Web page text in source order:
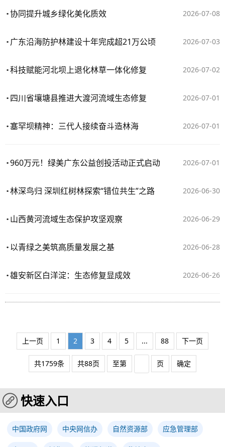
2026-07-08
协同提升城乡绿化美化质效
2026-07-03
广东沿海防护林建设十年完成超21万公顷
2026-07-02
科技赋能河北坝上退化林草一体化修复
2026-07-01
四川省壤塘县推进大渡河流域生态修复
2026-07-01
塞罕坝精神：三代人接续奋斗造林海
2026-07-01
960万元！绿美广东公益创投活动正式启动
2026-06-30
林深鸟归 深圳红树林探索“错位共生”之路
2026-06-29
山西黄河流域生态保护攻坚观察
2026-06-28
以青绿之美筑高质量发展之基
2026-06-26
雄安新区白洋淀：生态修复显成效
上一页 1 2 3 4 5 ... 88 下一页
共1759条 共88页 至第 页 确定
快速入口
中国政府网 中央网信办 自然资源部 应急管理部